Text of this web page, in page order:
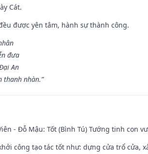
Cát.
được yên tâm, hành sự thành công.
đưa
An
thanh nhàn.”
- Đỗ Mậu: Tốt (Bình Tú) Tướng tinh con
công tạo tác tốt như: dựng cửa trổ cửa,